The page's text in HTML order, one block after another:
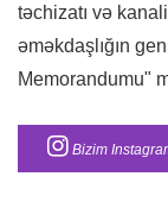
təchizatı və
əməkdaşlığın
Memorandumu"
Bizim